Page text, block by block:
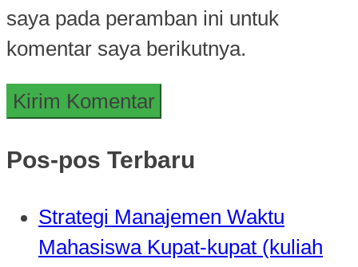
saya pada peramban ini untuk
komentar saya berikutnya.
Pos-pos Terbaru
Strategi Manajemen Waktu
Mahasiswa Kupat-kupat (kuliah